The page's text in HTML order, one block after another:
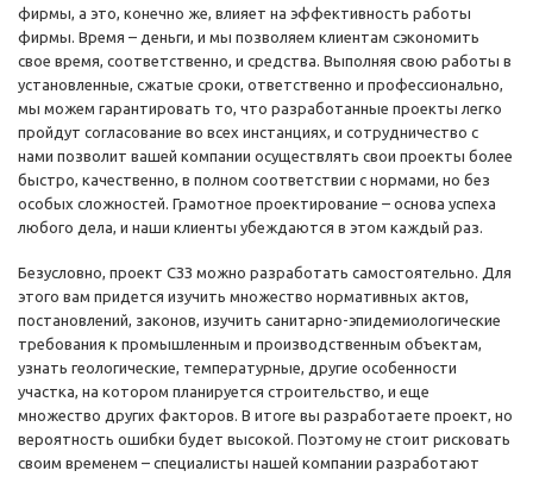
фирмы, а это, конечно же, влияет на эффективность работы
фирмы. Время – деньги, и мы позволяем клиентам сэкономить
свое время, соответственно, и средства. Выполняя свою работы в
установленные, сжатые сроки, ответственно и профессионально,
мы можем гарантировать то, что разработанные проекты легко
пройдут согласование во всех инстанциях, и сотрудничество с
нами позволит вашей компании осуществлять свои проекты более
быстро, качественно, в полном соответствии с нормами, но без
особых сложностей. Грамотное проектирование – основа успеха
любого дела, и наши клиенты убеждаются в этом каждый раз.
Безусловно, проект СЗЗ можно разработать самостоятельно. Для
этого вам придется изучить множество нормативных актов,
постановлений, законов, изучить санитарно-эпидемиологические
требования к промышленным и производственным объектам,
узнать геологические, температурные, другие особенности
участка, на котором планируется строительство, и еще
множество других факторов. В итоге вы разработаете проект, но
вероятность ошибки будет высокой. Поэтому не стоит рисковать
своим временем – специалисты нашей компании разработают